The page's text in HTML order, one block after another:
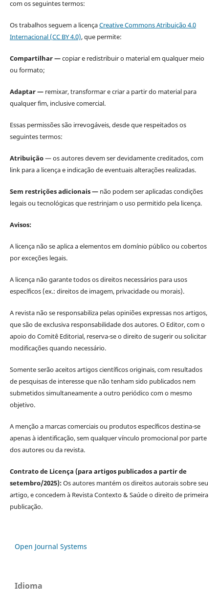
com os seguintes termos:
Os trabalhos seguem a licençaCreative Commons Atribuição 4.0
Internacional (CC BY 4.0), que permite:
Compartilhar —copiar e redistribuir o material em qualquer meio
ou formato;
Adaptar —remixar, transformar e criar a partir do material para
qualquer fim, inclusive comercial.
Essas permissões são irrevogáveis, desde que respeitados os
seguintes termos:
Atribuição— os autores devem ser devidamente creditados, com
link para a licença e indicação de eventuais alterações realizadas.
Sem restrições adicionais — não podem ser aplicadas condições
legais ou tecnológicas que restrinjam o uso permitido pela licença.
Avisos:
A licença não se aplica a elementos em domínio público ou cobertos
por exceções legais.
A licença não garante todos os direitos necessários para usos
específicos (ex.: direitos de imagem, privacidade ou morais).
A revista não se responsabiliza pelas opiniões expressas nos artigos,
que são de exclusiva responsabilidade dos autores. O Editor, com o
apoio do Comitê Editorial, reserva-se o direito de sugerir ou solicitar
modificações quando necessário.
Somente serão aceitos artigos científicos originais, com resultados
de pesquisas de interesse que não tenham sido publicados nem
submetidos simultaneamente a outro periódico com o mesmo
objetivo.
A menção a marcas comerciais ou produtos específicos destina-se
apenas à identificação, sem qualquer vínculo promocional por parte
dos autores ou da revista.
Contrato de Licença (para artigos publicados a partir de
setembro/2025):Os autores mantém os direitos autorais sobre seu
artigo, e concedem à Revista Contexto & Saúde o direito de primeira
publicação.
Open Journal Systems
Idioma